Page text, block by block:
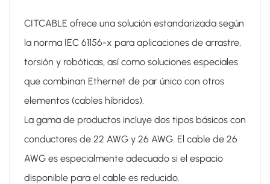
CITCABLE ofrece una solución estandarizada según
la norma IEC 61156-x para aplicaciones de arrastre,
torsión y robóticas, así como soluciones especiales
que combinan Ethernet de par único con otros
elementos (cables híbridos).
La gama de productos incluye dos tipos básicos con
conductores de 22 AWG y 26 AWG. El cable de 26
AWG es especialmente adecuado si el espacio
disponible para el cable es reducido.